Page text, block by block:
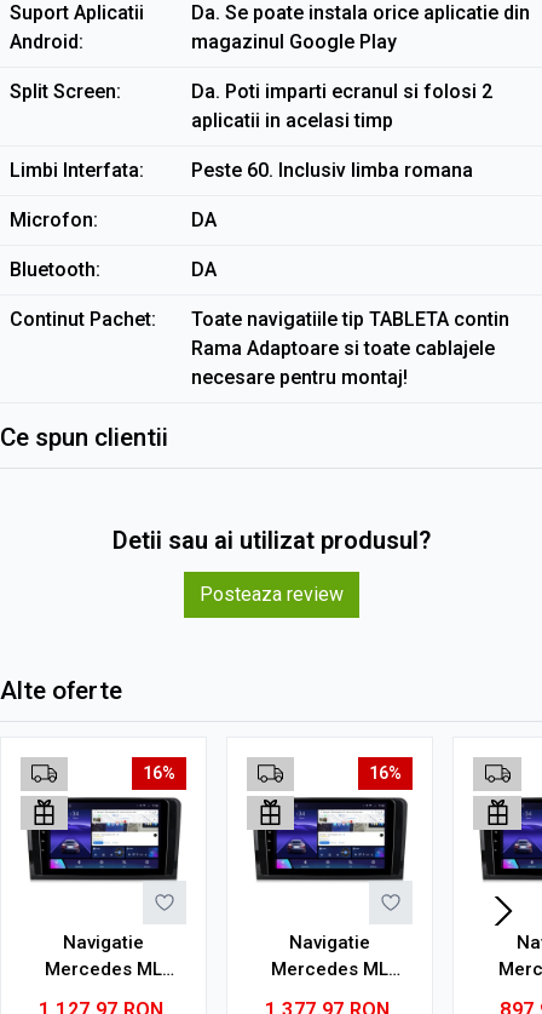
Suport Aplicatii
Android
Da. Se poate instala orice aplicatie din
magazinul Google Play
Split Screen
Da. Poti imparti ecranul si folosi 2
aplicatii in acelasi timp
Limbi Interfata Peste 60. Inclusiv limba romana
Microfon DA
Bluetooth DA
Continut Pachet
Toate navigatiile tip TABLETA contin
Rama Adaptoare si toate cablajele
necesare pentru montaj!
Ce spun clientii
Detii sau ai utilizat produsul?
Posteaza review
Alte oferte
16%
Navigatie
Mercedes ML
1.127,97 RON
16%
Navigatie
Mercedes ML
1.377,97 RON